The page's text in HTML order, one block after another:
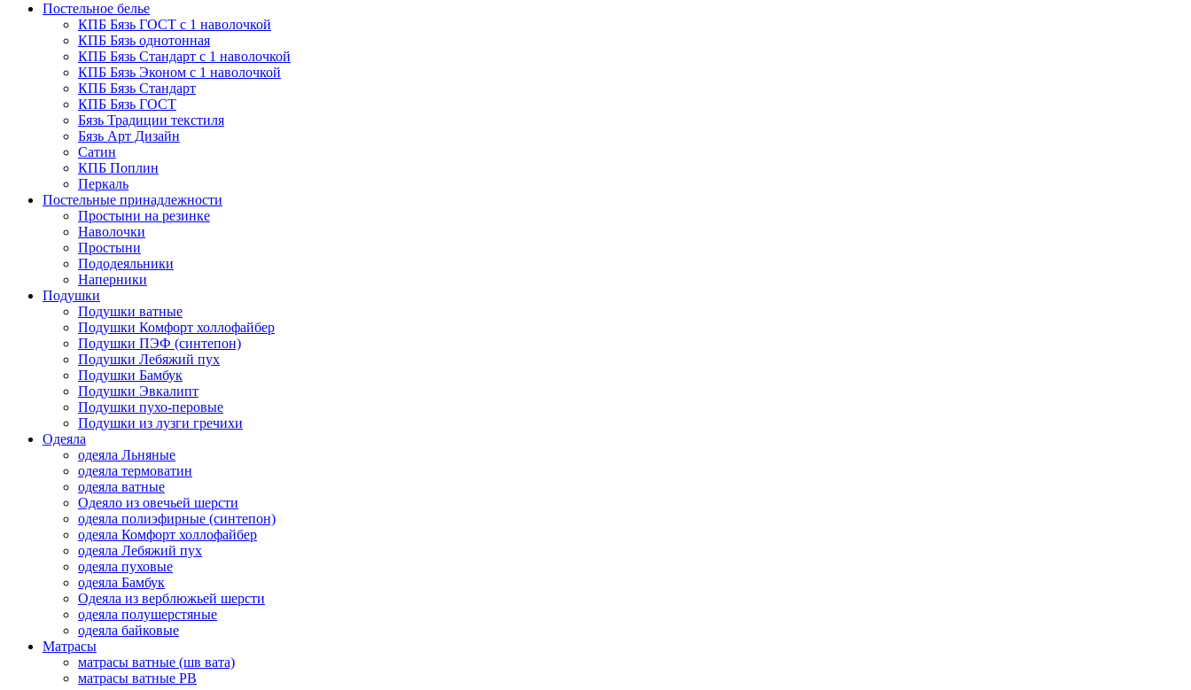
Постельное белье
КПБ Бязь ГОСТ c 1 наволочкой
КПБ Бязь однотонная
КПБ Бязь Стандарт c 1 наволочкой
КПБ Бязь Эконом с 1 наволочкой
КПБ Бязь Стандарт
КПБ Бязь ГОСТ
Бязь Традиции текстиля
Бязь Арт Дизайн
Сатин
КПБ Поплин
Перкаль
Постельные принадлежности
Простыни на резинке
Наволочки
Простыни
Пододеяльники
Наперники
Подушки
Подушки ватные
Подушки Комфорт холлофайбер
Подушки ПЭФ (синтепон)
Подушки Лебяжий пух
Подушки Бамбук
Подушки Эвкалипт
Подушки пухо-перовые
Подушки из лузги гречихи
Одеяла
одеяла Льняные
одеяла термоватин
одеяла ватные
Одеяло из овечьей шерсти
одеяла полиэфирные (синтепон)
одеяла Комфорт холлофайбер
одеяла Лебяжий пух
одеяла пуховые
одеяла Бамбук
Одеяла из верблюжьей шерсти
одеяла полушерстяные
одеяла байковые
Матрасы
матрасы ватные (шв вата)
матрасы ватные РВ